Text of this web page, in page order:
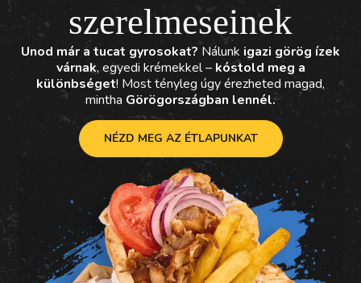
szerelmeseinek
Unod már a tucat gyrosokat? Nálunk igazi görög ízek
várnak, egyedi krémekkel – kóstold meg a
különbséget! Most tényleg úgy érezheted magad,
mintha Görögországban lennél.
NÉZD MEG AZ ÉTLAPUNKAT